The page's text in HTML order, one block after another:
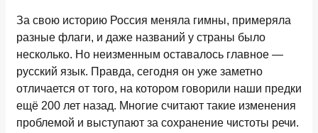
За свою историю Россия меняла гимны, примеряла
разные флаги, и даже названий у страны было
несколько. Но неизменным оставалось главное —
русский язык. Правда, сегодня он уже заметно
отличается от того, на котором говорили наши предки
ещё 200 лет назад. Многие считают такие изменения
проблемой и выступают за сохранение чистоты речи.